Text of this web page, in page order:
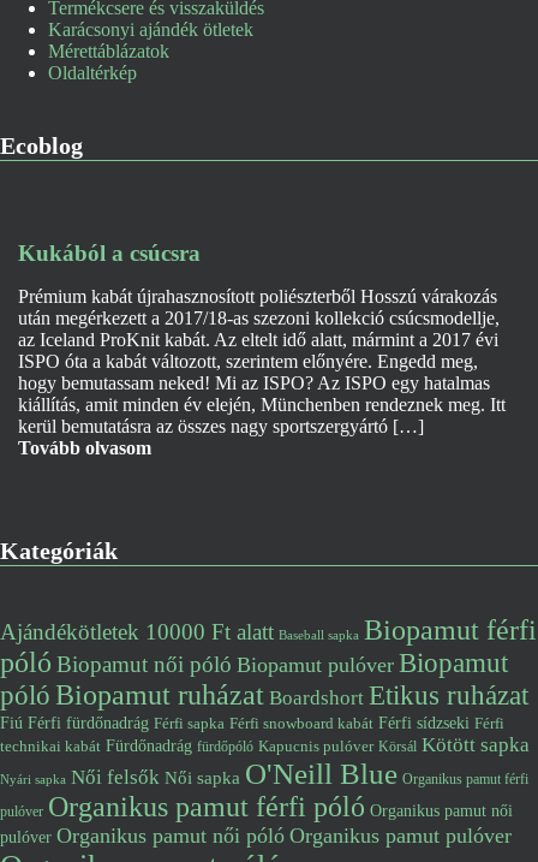
Termékcsere és visszaküldés
Karácsonyi ajándék ötletek
Mérettáblázatok
Oldaltérkép
Ecoblog
Kukából a csúcsra
Prémium kabát újrahasznosított poliészterből Hosszú várakozás
után megérkezett a 2017/18-as szezoni kollekció csúcsmodellje,
az Iceland ProKnit kabát. Az eltelt idő alatt, mármint a 2017 évi
ISPO óta a kabát változott, szerintem előnyére. Engedd meg,
hogy bemutassam neked! Mi az ISPO? Az ISPO egy hatalmas
kiállítás, amit minden év elején, Münchenben rendeznek meg. Itt
kerül bemutatásra az összes nagy sportszergyártó […]
Tovább olvasom
Kategóriák
Ajándékötletek 10000 Ft alatt Baseball sapka Biopamut férfi
póló Biopamut női póló Biopamut pulóver Biopamut
pólóBiopamut ruházat Boardshort Etikus ruházat
Fiú Férfi fürdőnadrág Férfi sapka Férfi snowboard kabát Férfi sídzseki Férfi
technikai kabát Fürdőnadrág fürdőpóló Kapucnis pulóver Körsál Kötött sapka
Nyári sapka Női felsők Női sapka O'Neill Blue Organikus pamut férfi
pulóver Organikus pamut férfi póló Organikus pamut női
pulóver Organikus pamut női póló Organikus pamut pulóver